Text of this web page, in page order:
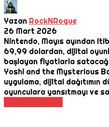
Yazan RockNRogue
26 Mart 2026
Nintendo, Mayıs ayından
69,99 dolardan, dijital
başlayan fiyatlarla
Yoshi and the Mysterious
uygulama, dijital dağıtımın
oyunculara yansıtmayı ve